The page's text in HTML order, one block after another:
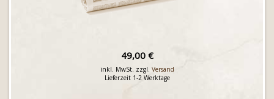
49,00 €
inkl. MwSt. zzgl. Versand
Lieferzeit 1-2 Werktage